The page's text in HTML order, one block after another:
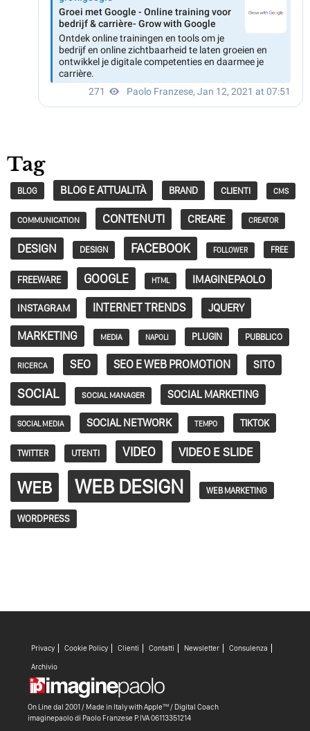
Tag
BLOG BLOG E ATTUALITÀ BRAND CLIENTI CMS
COMMUNICATION CONTENUTI CREARE CREATOR
DESIGN DESIGN FACEBOOK FOLLOWER FREE
FREEWARE GOOGLE HTML IMAGINEPAOLO
INSTAGRAM INTERNET TRENDS JQUERY
MARKETING MEDIA NAPOLI PLUGIN PUBBLICO
RICERCA SEO SEO E WEB PROMOTION SITO
SOCIAL SOCIAL MANAGER SOCIAL MARKETING
SOCIAL MEDIA SOCIAL NETWORK TEMPO TIKTOK
TWITTER UTENTI VIDEO VIDEO E SLIDE
WEB WEB DESIGN WEB MARKETING
WORDPRESS
Privacy Cookie Policy Clienti Contatti Newsletter Consulenza
Archivio
On Line dal 2001 / Made in Italy withApple™ / Digital Coach
imaginepaolo di Paolo Franzese P.IVA 06113351214